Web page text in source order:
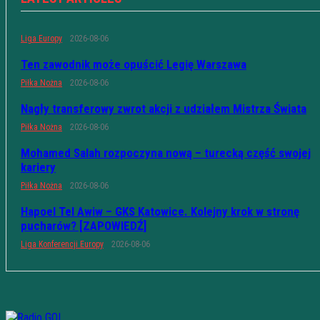
Liga Europy 2026-08-06
Ten zawodnik może opuścić Legię Warszawa
Piłka Nożna 2026-08-06
Nagły transferowy zwrot akcji z udziałem Mistrza Świata
Piłka Nożna 2026-08-06
Mohamed Salah rozpoczyna nową – turecką część swojej
kariery
Piłka Nożna 2026-08-06
Hapoel Tel Awiw – GKS Katowice. Kolejny krok w stronę
pucharów? [ZAPOWIEDŹ]
Liga Konferencji Europy 2026-08-06